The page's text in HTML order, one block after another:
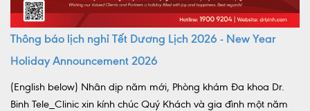
Thông báo lịch nghỉ Tết Dương Lịch 2026 - New Year
Holiday Announcement 2026
(English below) Nhân dịp năm mới, Phòng khám Đa khoa Dr.
Binh Tele_Clinic xin kính chúc Quý Khách và gia đình một năm